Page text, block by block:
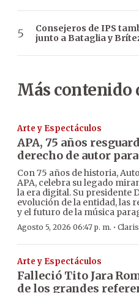
Consejeros de IPS
junto a Bataglia y
Más contenido
Arte y Espectáculos
APA, 75 años
derecho de autor
Con 75 años de historia,
APA, celebra su legado
la era digital. Su presidente
evolución de la entidad, las
y el futuro de la música
Agosto 5, 2026 06:47 p. m. ·
Arte y Espectáculos
Falleció Tito Jara
de los grandes